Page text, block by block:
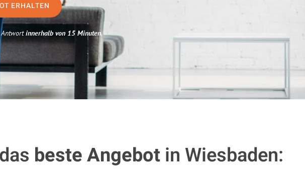
ERHALTEN
innerhalb von 15 Minuten.
beste Angebotin Wiesbaden: